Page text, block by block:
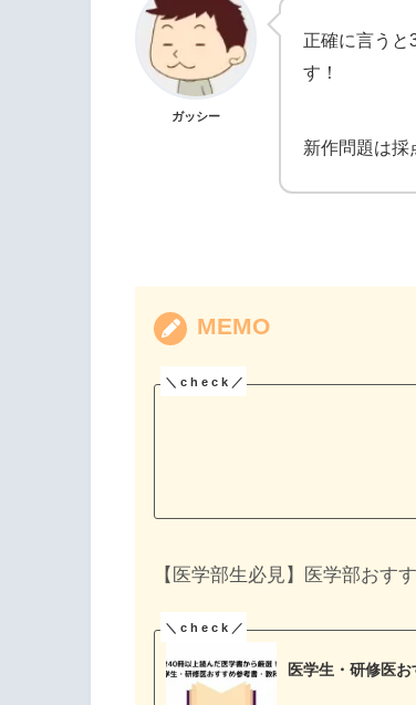
ガッシー
正確に言うと
す！
新作問題は採
MEMO
【医学部生必見】医学部おす
医学生・研修医